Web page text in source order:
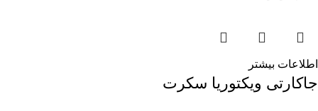
اطلاعات بیشتر
جاکارتی ویکتوریا سکرت